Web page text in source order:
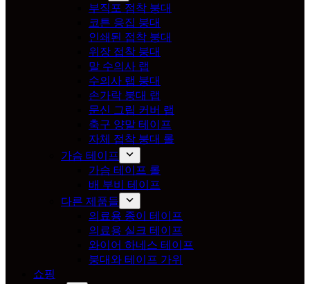
부직포 점착 붕대
코튼 응집 붕대
인쇄된 접착 붕대
위장 접착 붕대
말 수의사 랩
수의사 랩 붕대
손가락 붕대 랩
문신 그립 커버 랩
축구 양말 테이프
자체 접착 붕대 롤
가슴 테이프
가슴 테이프 롤
배 부비 테이프
다른 제품들
의료용 종이 테이프
의료용 실크 테이프
와이어 하네스 테이프
붕대와 테이프 가위
쇼핑